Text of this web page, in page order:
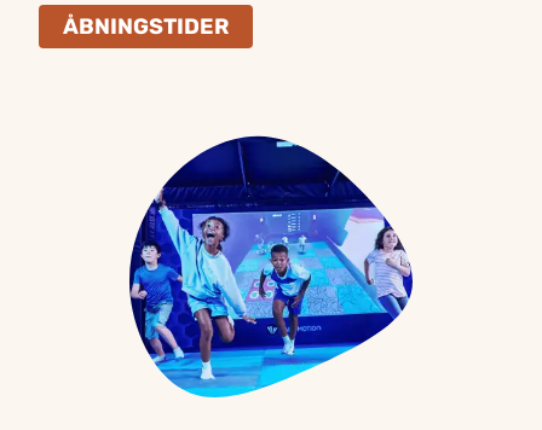
ÅBNINGSTIDER